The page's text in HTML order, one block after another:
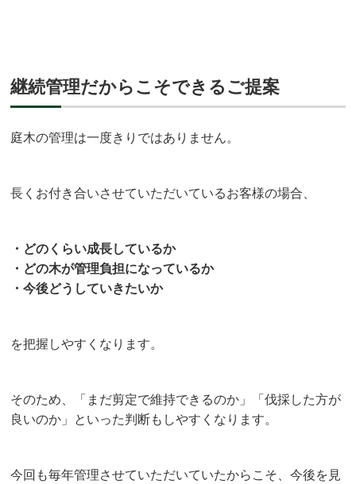
継続管理だからこそできるご提案
庭木の管理は一度きりではありません。
長くお付き合いさせていただいているお客様の場合、
・どのくらい成長しているか
・どの木が管理負担になっているか
・今後どうしていきたいか
を把握しやすくなります。
そのため、「まだ剪定で維持できるのか」「伐採した方が
良いのか」といった判断もしやすくなります。
今回も毎年管理させていただいていたからこそ、今後を見